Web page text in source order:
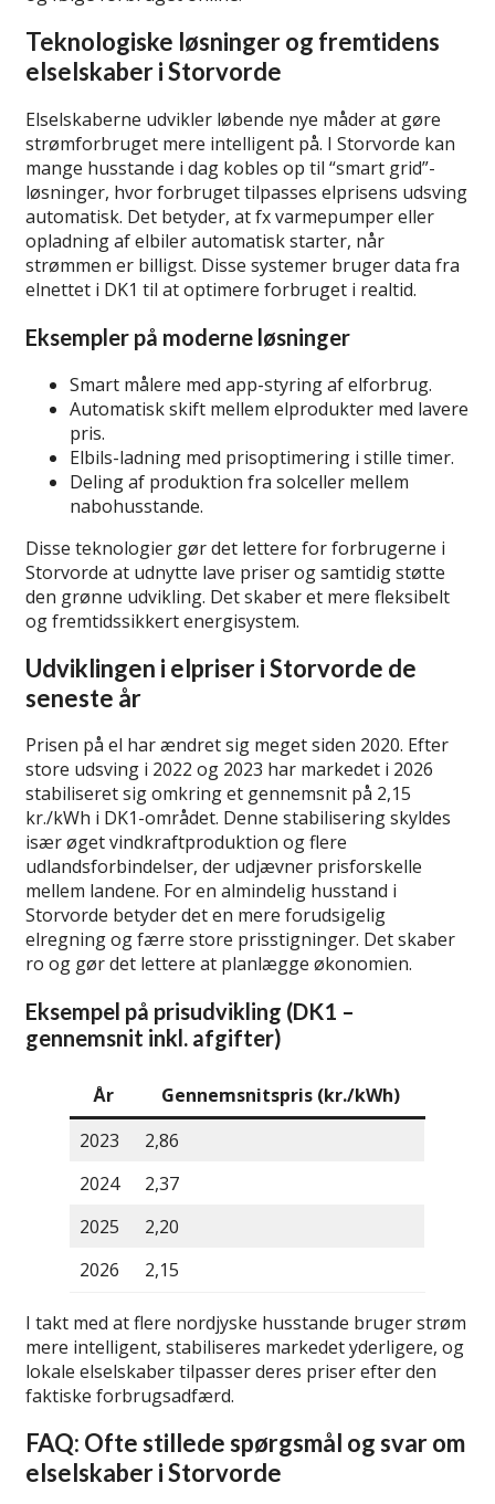
Teknologiske løsninger og fremtidens
elselskaber i Storvorde
Elselskaberne udvikler løbende nye måder at gøre
strømforbruget mere intelligent på. I Storvorde kan
mange husstande i dag kobles op til “smart grid”-
løsninger, hvor forbruget tilpasses elprisens udsving
automatisk. Det betyder, at fx varmepumper eller
opladning af elbiler automatisk starter, når
strømmen er billigst. Disse systemer bruger data fra
elnettet i DK1 til at optimere forbruget i realtid.
Eksempler på moderne løsninger
Smart målere med app-styring af elforbrug.
Automatisk skift mellem elprodukter med lavere
pris.
Elbils-ladning med prisoptimering i stille timer.
Deling af produktion fra solceller mellem
nabohusstande.
Disse teknologier gør det lettere for forbrugerne i
Storvorde at udnytte lave priser og samtidig støtte
den grønne udvikling. Det skaber et mere fleksibelt
og fremtidssikkert energisystem.
Udviklingen i elpriser i Storvorde de
seneste år
Prisen på el har ændret sig meget siden 2020. Efter
store udsving i 2022 og 2023 har markedet i 2026
stabiliseret sig omkring et gennemsnit på 2,15
kr./kWh i DK1-området. Denne stabilisering skyldes
især øget vindkraftproduktion og flere
udlandsforbindelser, der udjævner prisforskelle
mellem landene. For en almindelig husstand i
Storvorde betyder det en mere forudsigelig
elregning og færre store prisstigninger. Det skaber
ro og gør det lettere at planlægge økonomien.
Eksempel på prisudvikling (DK1 –
gennemsnit inkl. afgifter)
År
Gennemsnitspris (kr./kWh)
2023
2,86
2024
2,37
2025
2,20
2026
2,15
I takt med at flere nordjyske husstande bruger strøm
mere intelligent, stabiliseres markedet yderligere, og
lokale elselskaber tilpasser deres priser efter den
faktiske forbrugsadfærd.
FAQ: Ofte stillede spørgsmål og svar om
elselskaber i Storvorde